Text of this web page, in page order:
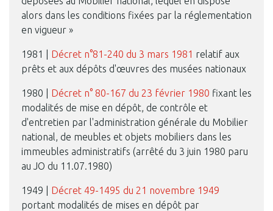
alors dans les conditions fixées par la réglementation
en vigueur »
1981 | Décret n°81-240 du 3 mars 1981 relatif aux
prêts et aux dépôts d'œuvres des musées nationaux
1980 | Décret n° 80-167 du 23 février 1980 fixant les
modalités de mise en dépôt, de contrôle et
d'entretien par l'administration générale du Mobilier
national, de meubles et objets mobiliers dans les
immeubles administratifs (arrêté du 3 juin 1980 paru
au JO du 11.07.1980)
1949 | Décret 49-1495 du 21 novembre 1949
portant modalités de mises en dépôt par